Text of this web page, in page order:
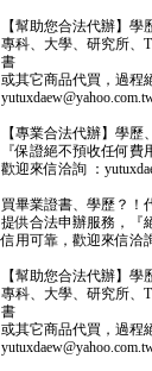
【幫助您合法代辦】
專科、大學、研究所、
書
或其它商品代買，過程
【專業合法代辦】學
『保證絕不預收任何
歡迎來信洽詢 ：
買畢業證書、學歷？！
提供合法申辦服務，『
信用可靠，歡迎來信洽
【幫助您合法代辦】
專科、大學、研究所、
書
或其它商品代買，過程